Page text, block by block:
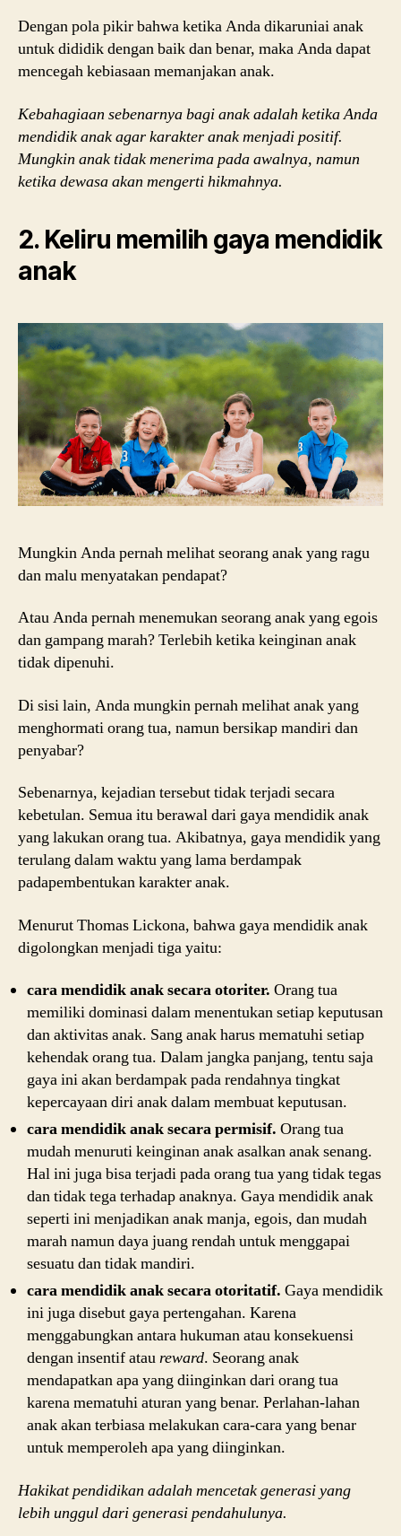
Dengan pola pikir bahwa ketika Anda dikaruniai anak
untuk dididik dengan baik dan benar, maka Anda dapat
mencegah kebiasaan memanjakan anak.
Kebahagiaan sebenarnya bagi anak adalah ketika Anda
mendidik anak agar karakter anak menjadi positif.
Mungkin anak tidak menerima pada awalnya, namun
ketika dewasa akan mengerti hikmahnya.
2. Keliru memilih gaya mendidik
anak
Mungkin Anda pernah melihat seorang anak yang ragu
dan malu menyatakan pendapat?
Atau Anda pernah menemukan seorang anak yang egois
dan gampang marah? Terlebih ketika keinginan anak
tidak dipenuhi.
Di sisi lain, Anda mungkin pernah melihat anak yang
menghormati orang tua, namun bersikap mandiri dan
penyabar?
Sebenarnya, kejadian tersebut tidak terjadi secara
kebetulan. Semua itu berawal dari gaya mendidik anak
yang lakukan orang tua. Akibatnya, gaya mendidik yang
terulang dalam waktu yang lama berdampak
padapembentukan karakter anak.
Menurut Thomas Lickona, bahwa gaya mendidik anak
digolongkan menjadi tiga yaitu:
cara mendidik anak secara otoriter. Orang tua
memiliki dominasi dalam menentukan setiap keputusan
dan aktivitas anak. Sang anak harus mematuhi setiap
kehendak orang tua. Dalam jangka panjang, tentu saja
gaya ini akan berdampak pada rendahnya tingkat
kepercayaan diri anak dalam membuat keputusan.
cara mendidik anak secara permisif. Orang tua
mudah menuruti keinginan anak asalkan anak senang.
Hal ini juga bisa terjadi pada orang tua yang tidak tegas
dan tidak tega terhadap anaknya. Gaya mendidik anak
seperti ini menjadikan anak manja, egois, dan mudah
marah namun daya juang rendah untuk menggapai
sesuatu dan tidak mandiri.
cara mendidik anak secara otoritatif. Gaya mendidik
ini juga disebut gaya pertengahan. Karena
menggabungkan antara hukuman atau konsekuensi
dengan insentif ataureward. Seorang anak
mendapatkan apa yang diinginkan dari orang tua
karena mematuhi aturan yang benar. Perlahan-lahan
anak akan terbiasa melakukan cara-cara yang benar
untuk memperoleh apa yang diinginkan.
Hakikat pendidikan adalah mencetak generasi yang
lebih unggul dari generasi pendahulunya.